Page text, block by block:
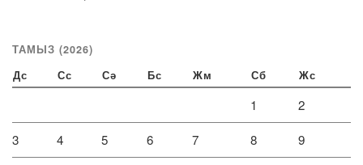
ТАМЫЗ (2026)
Дс Сс Сә Бс Жм Сб Жс
1 2
3 4 5 6 7 8 9